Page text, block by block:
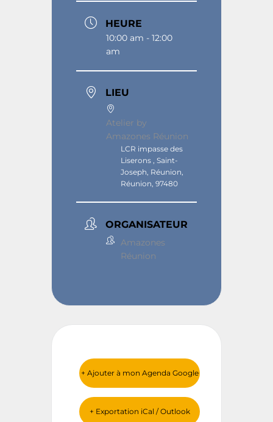
HEURE
10:00 am - 12:00
am
LIEU
Atelier by
Amazones Réunion
LCR impasse des
Liserons , Saint-
Joseph, Réunion,
Réunion, 97480
ORGANISATEUR
Amazones
Réunion
+ Ajouter à mon Agenda Google
+ Exportation iCal / Outlook